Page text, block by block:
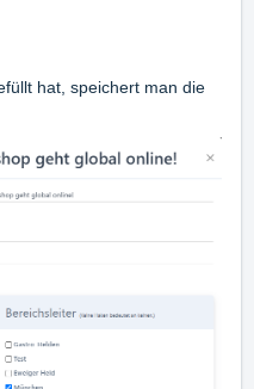
hat, speichert man die